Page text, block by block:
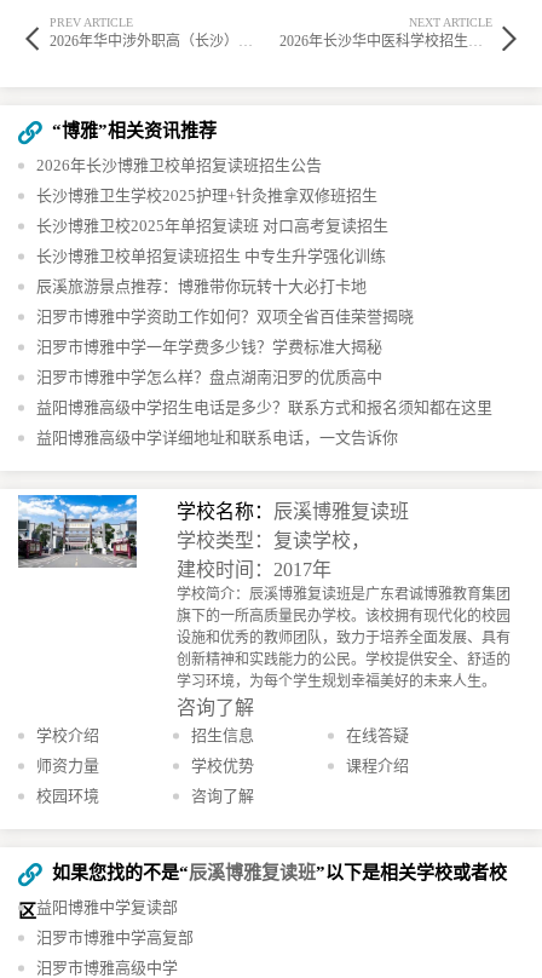
PREV ARTICLE
2026年华中涉外职高（长沙）招生公告
NEXT ARTICLE
2026年长沙华中医科学校招生公告发布
“博雅”相关资讯推荐
2026年长沙博雅卫校单招复读班招生公告
长沙博雅卫生学校2025护理+针灸推拿双修班招生
长沙博雅卫校2025年单招复读班 对口高考复读招生
长沙博雅卫校单招复读班招生 中专生升学强化训练
辰溪旅游景点推荐：博雅带你玩转十大必打卡地
汨罗市博雅中学资助工作如何？双项全省百佳荣誉揭晓
汨罗市博雅中学一年学费多少钱？学费标准大揭秘
汨罗市博雅中学怎么样？盘点湖南汨罗的优质高中
益阳博雅高级中学招生电话是多少？联系方式和报名须知都在这里
益阳博雅高级中学详细地址和联系电话，一文告诉你
学校名称： 辰溪博雅复读班
学校类型：复读学校，
建校时间：2017年
学校简介：辰溪博雅复读班是广东君诚博雅教育集团
旗下的一所高质量民办学校。该校拥有现代化的校园
设施和优秀的教师团队，致力于培养全面发展、具有
创新精神和实践能力的公民。学校提供安全、舒适的
学习环境，为每个学生规划幸福美好的未来人生。
咨询了解
学校介绍 招生信息
在线答疑
师资力量
学校优势
课程介绍
校园环境
咨询了解
如果您找的不是“辰溪博雅复读班”以下是相关学校或者校
区益阳博雅中学复读部
汨罗市博雅中学高复部
汨罗市博雅高级中学